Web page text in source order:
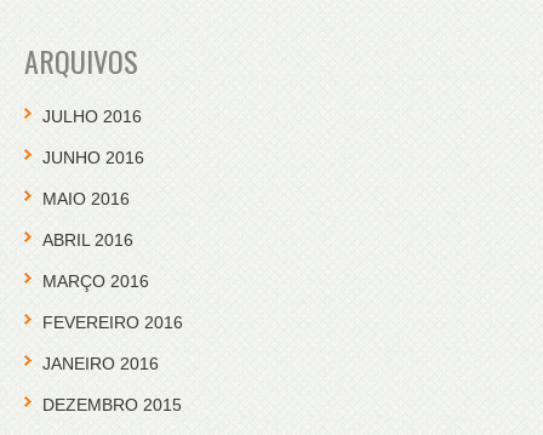
ARQUIVOS
JULHO 2016
JUNHO 2016
MAIO 2016
ABRIL 2016
MARÇO 2016
FEVEREIRO 2016
JANEIRO 2016
DEZEMBRO 2015